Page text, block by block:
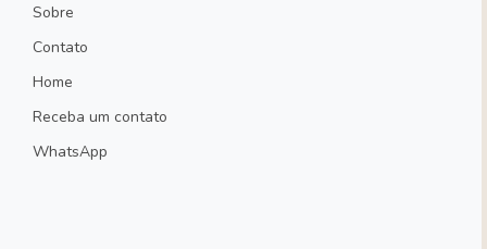
Sobre
Contato
Home
Receba um contato
WhatsApp